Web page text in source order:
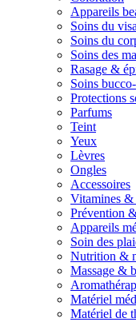
Appareils
Soins du
Soins du
Soins des
Rasage &
Soins
Protections
Parfums
Teint
Yeux
Lèvres
Ongles
Accessoires
Vitamines &
Prévention
Appareils
Soin des
Nutrition &
Massage &
Matériel
Matériel de